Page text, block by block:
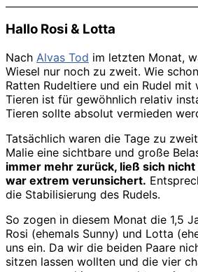
Hallo Rosi & Lotta
Nach Alvas Tod im letzten Monat,
Wiesel nur noch zu zweit. Wie
Ratten Rudeltiere und ein Rudel mit
Tieren ist für gewöhnlich relativ
Tieren sollte absolut vermieden
Tatsächlich waren die Tage zu
Malie eine sichtbare und große
immer mehr zurück, ließ sich
war extrem verunsichert.
die Stabilisierung des Rudels.
So zogen in diesem Monat die 1,5
Rosi (ehemals Sunny) und Lotta
uns ein. Da wir die beiden Paare
sitzen lassen wollten und die vier